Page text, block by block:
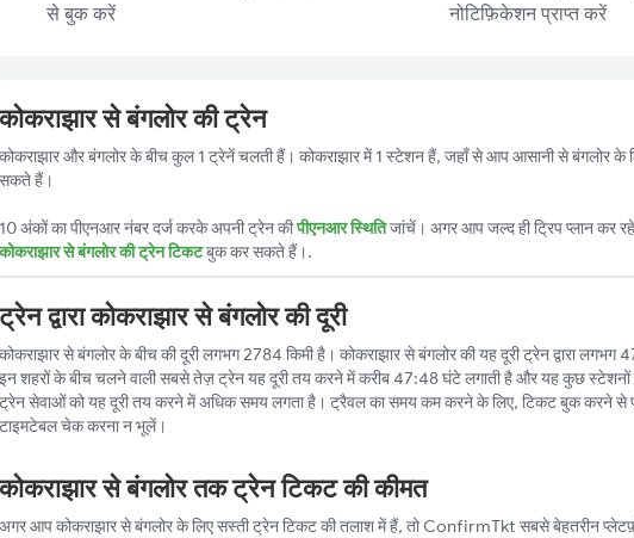
से बुक करें
नोटिफ़िकेशन प्राप्त करें
कोकराझार से बंगलोर की ट्रेन
कोकराझार और बंगलोर के बीच कुल 1 ट्रेनें चलती हैं। कोकराझार में 1 स्टेशन हैं, जहाँ से आप आसानी से बंगलोर के
सकते हैं।
10 अंकों का पीएनआर नंबर दर्ज करके अपनी ट्रेन कीपीएनआर स्थितिजांचें। अगर आप जल्द ही ट्रिप प्लान कर
कोकराझार से बंगलोर की ट्रेन टिकटबुक कर सकते हैं।.
ट्रेन द्वारा कोकराझार से बंगलोर की दूरी
कोकराझार से बंगलोर के बीच की दूरी लगभग 2784 किमी है। कोकराझार से बंगलोर की यह दूरी ट्रेन द्वारा लगभग
इन शहरों के बीच चलने वाली सबसे तेज़ ट्रेन यह दूरी तय करने में करीब 47:48 घंटे लगाती है और यह कुछ
ट्रेन सेवाओं को यह दूरी तय करने में अधिक समय लगता है। ट्रैवल का समय कम करने के लिए, टिकट बुक करने
टाइमटेबल चेक करना न भूलें।
कोकराझार से बंगलोर तक ट्रेन टिकट की कीमत
अगर आप कोकराझार से बंगलोर के लिए सस्ती ट्रेन टिकट की तलाश में हैं, तो ConfirmTkt सबसे बेहतरीन